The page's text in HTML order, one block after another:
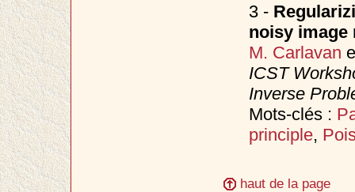
3 -
noisy image
M. Carlavan
ICST
Inverse
Mots-clés :
principle,
haut de la page